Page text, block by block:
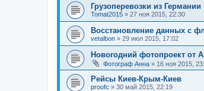
Грузоперевозки из Германии
Tomat2015 » 27 ноя 2015, 22:30
Восстановление данных с
vetalbon » 29 июл 2015, 17:02
Новогодний фотопроект от
Фотограф Анна » 16 ноя 2015,
Рейсы Киев-Крым-Киев
proofc » 30 май 2015, 22:19